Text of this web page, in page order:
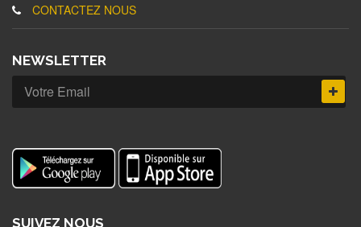
CONTACTEZ NOUS
NEWSLETTER
SUIVEZ NOUS